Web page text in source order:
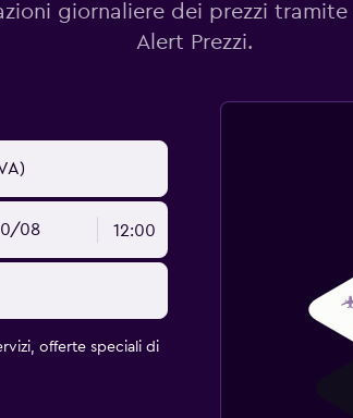
giornaliere dei prezzi
Alert Prezzi.
08 12:00
offerte speciali di